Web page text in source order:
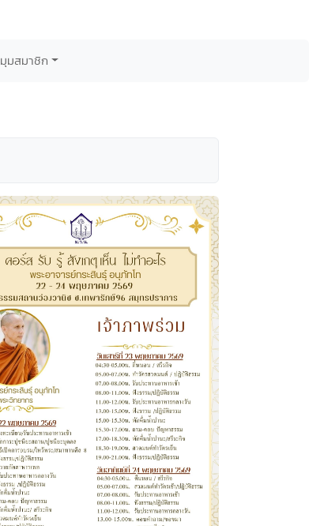
มุมสมาชิก